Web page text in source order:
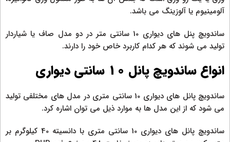
آلومینیوم یا آلوزینگ می باشد.
ساندویچ پنل های دیواری 10 سانتی متر در دو مدل صاف یا شیاردار
تولید می شوند که هر کدام کاربرد خاص خود را دارند.
انواع ساندویچ پانل 10 سانتی دیواری
ساندویچ پانل های دیواری 10 سانتی متری در مدل های مختلفی تولید
می شود که از این مدل ها به موارد ذیل می توان اشاره کرد.
ساندویچ پانل های دیواری 10 سانتی متری با دانسیته 40 کیلوگرم بر